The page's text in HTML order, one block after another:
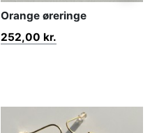
Orange øreringe
252,00 kr.